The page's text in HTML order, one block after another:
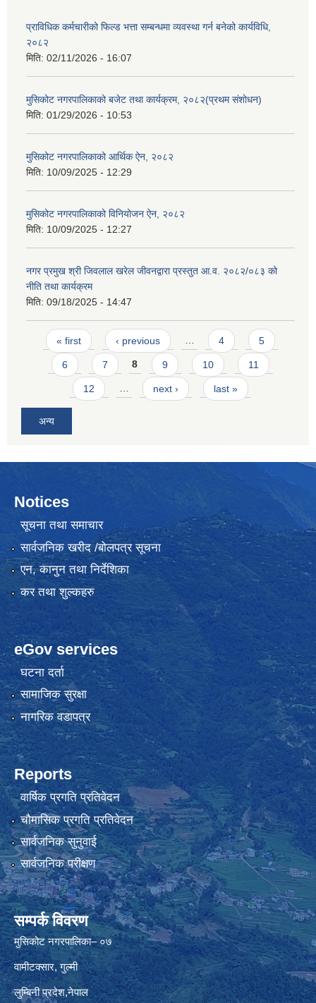
प्राविधिक कर्मचारीको फिल्ड भत्ता सम्बन्धमा व्यवस्था गर्न बनेको कार्यविधि,
२०८२
मिति: 02/11/2026 - 16:07
मुसिकोट नगरपालिकाको बजेट तथा कार्यक्रम, २०८२(प्रथम संशोधन)
मिति: 01/29/2026 - 10:53
मुसिकोट नगरपालिकाको आर्थिक ऐन, २०८२
मिति: 10/09/2025 - 12:29
मुसिकोट नगरपालिकाको विनियोजन ऐन, २०८२
मिति: 10/09/2025 - 12:27
नगर प्रमुख श्री जिवलाल खरेल जीवनद्वारा प्रस्तुत आ.व. २०८२/०८३ को
नीति तथा कार्यक्रम
मिति: 09/18/2025 - 14:47
Pages
« first ‹ previous … 4 5
6 7 8 9 10 11
12 … next › last »
अन्य
Notices
सूचना तथा समाचार
सार्वजनिक खरीद /बोलपत्र सूचना
एन, कानुन तथा निर्देशिका
कर तथा शुल्कहरु
eGov services
घटना दर्ता
सामाजिक सुरक्षा
नागरिक वडापत्र
Reports
वार्षिक प्रगति प्रतिवेदन
चौमासिक प्रगति प्रतिवेदन
सार्वजनिक सुनुवाई
सार्वजनिक परीक्षण
सम्पर्क विवरण
मुसिकोट नगरपालिका– ०७
वामीटक्सार, गुल्मी
लुम्बिनी प्रदेश,नेपाल